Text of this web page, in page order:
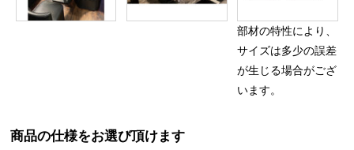
部材の特性により、
サイズは多少の誤差
が生じる場合がござ
います。
商品の仕様をお選び頂けます